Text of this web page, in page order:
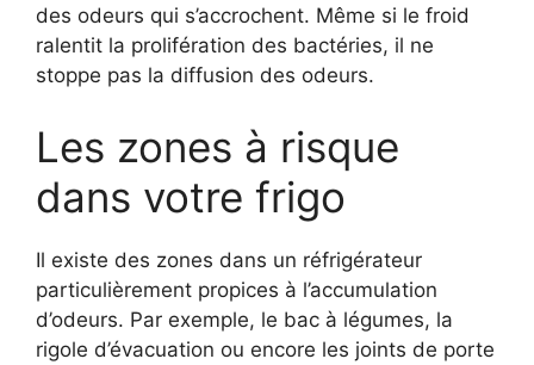
des odeurs qui s’accrochent. Même si le froid
ralentit la prolifération des bactéries, il ne
stoppe pas la diffusion des odeurs.
Les zones à risque
dans votre frigo
Il existe des zones dans un réfrigérateur
particulièrement propices à l’accumulation
d’odeurs. Par exemple, le bac à légumes, la
rigole d’évacuation ou encore les joints de porte